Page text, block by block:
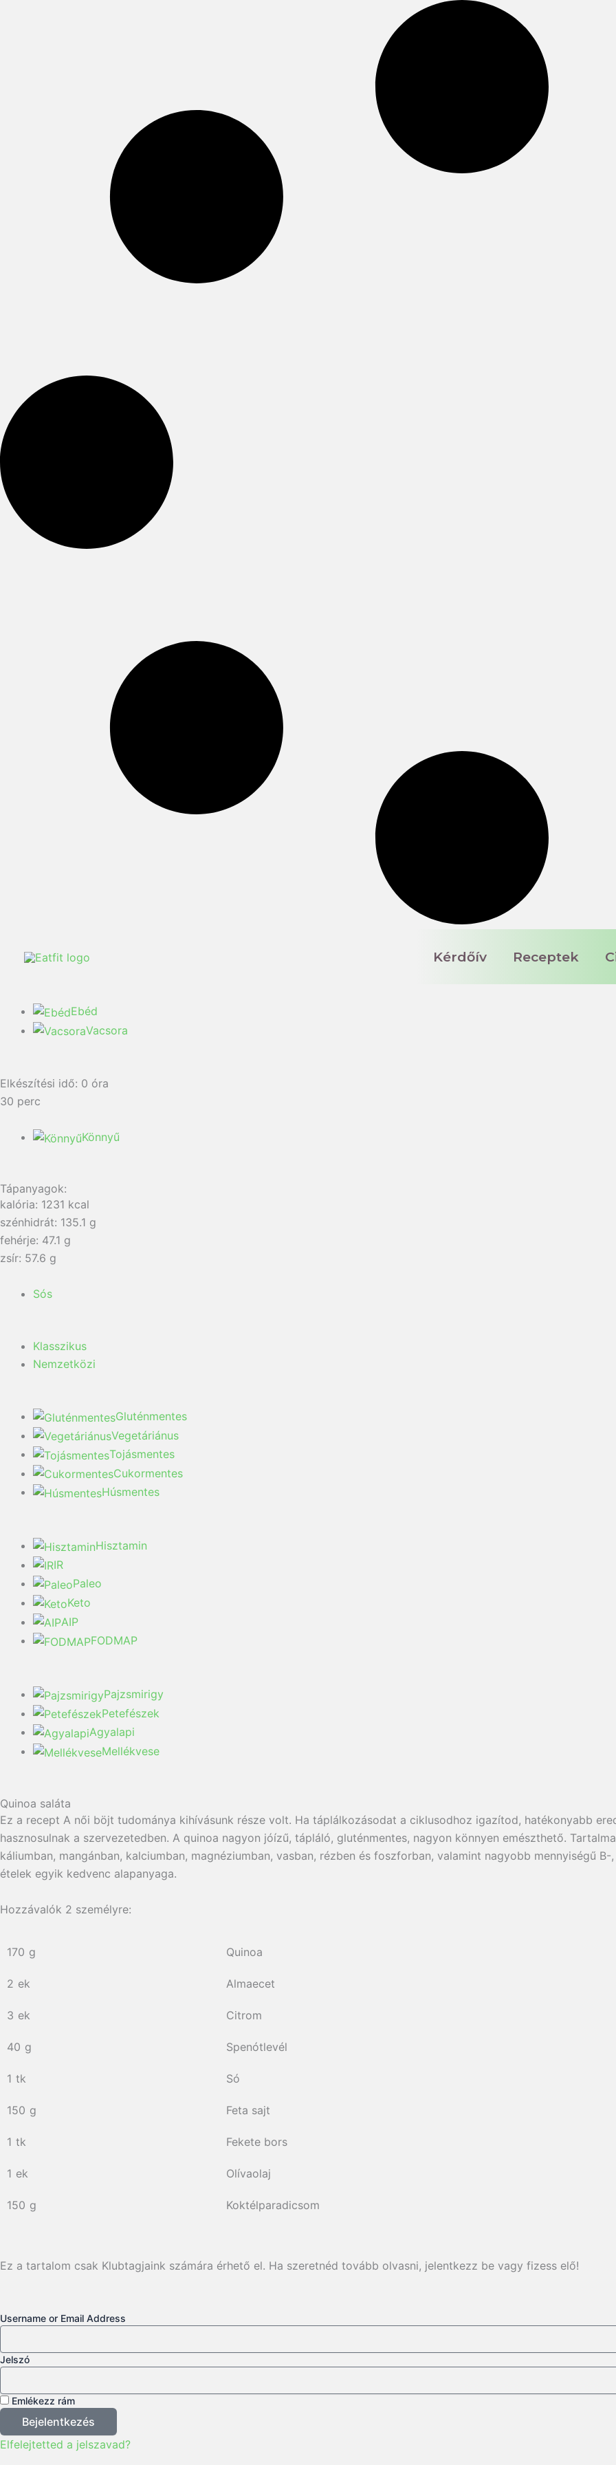
Kérdőív Receptek
Ebéd
Vacsora
Elkészítési idő: 0 óra
30 perc
Könnyű
Tápanyagok:
kalória: 1231 kcal
szénhidrát: 135.1 g
fehérje: 47.1 g
zsír: 57.6 g
Sós
Klasszikus
Nemzetközi
Gluténmentes
Vegetáriánus
Tojásmentes
Cukormentes
Húsmentes
Hisztamin
IR
Paleo
Keto
AIP
FODMAP
Pajzsmirigy
Petefészek
Agyalapi
Mellékvese
Quinoa saláta
Ez a recept A női böjt tudománya kihívásunk része volt. Ha táplálkozásodat a ciklusodhoz igazítod, hatékonyabb
hasznosulnak a szervezetedben. A quinoa nagyon jóízű, tápláló, gluténmentes, nagyon könnyen emészthető.
káliumban, mangánban, kalciumban, magnéziumban, vasban, rézben és foszforban, valamint nagyobb mennyiségű
ételek egyik kedvenc alapanyaga.
Hozzávalók 2 személyre:
170 g Quinoa
2 ek Almaecet
3 ek Citrom
40 g Spenótlevél
1 tk Só
150 g Feta sajt
1 tk Fekete bors
1 ek Olívaolaj
150 g Koktélparadicsom
Ez a tartalom csak Klubtagjaink számára érhető el. Ha szeretnéd tovább olvasni, jelentkezz be vagy fizess elő!
Username or Email Address
Jelszó
Emlékezz rám
Bejelentkezés
Elfelejtetted a jelszavad?